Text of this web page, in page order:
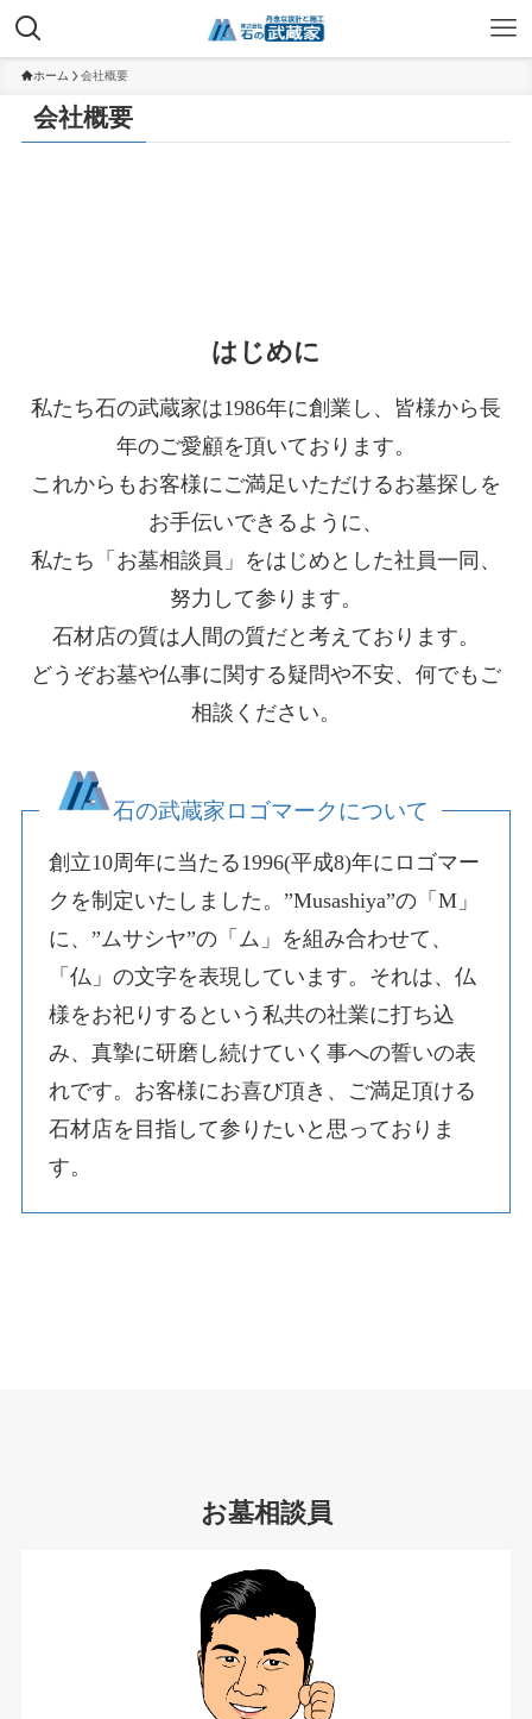
ホーム 会社概要
会社概要
はじめに
私たち石の武蔵家は1986年に創業し、皆様から長
年のご愛顧を頂いております。
これからもお客様にご満足いただけるお墓探しを
お手伝いできるように、
私たち「お墓相談員」をはじめとした社員一同、
努力して参ります。
石材店の質は人間の質だと考えております。
どうぞお墓や仏事に関する疑問や不安、何でもご
相談ください。
石の武蔵家ロゴマークについて
創立10周年に当たる1996(平成8)年にロゴマー
クを制定いたしました。”Musashiya”の「M」
に、”ムサシヤ”の「ム」を組み合わせて、
「仏」の文字を表現しています。それは、仏
様をお祀りするという私共の社業に打ち込
み、真摯に研磨し続けていく事への誓いの表
れです。お客様にお喜び頂き、ご満足頂ける
石材店を目指して参りたいと思っておりま
す。
お墓相談員